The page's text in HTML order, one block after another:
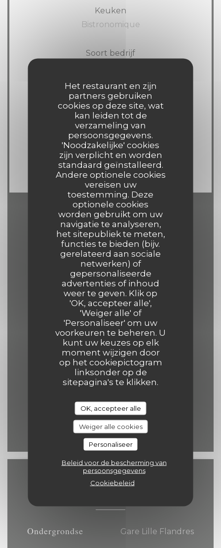
Het restaurant en zijn
partners gebruiken
cookies op deze site, wat
kan leiden tot de
verzameling van
persoonsgegevens.
'Noodzakelijke' cookies
zijn verplicht en worden
standaard geïnstalleerd.
Andere optionele cookies
vereisen uw
toestemming. Deze
optionele cookies
worden gebruikt om uw
navigatie te analyseren,
het sitepubliek te meten,
functies te bieden (bijv.
gerelateerd aan sociale
netwerken) of
gepersonaliseerde
advertenties of inhoud
weer te geven. Klik op
'OK, accepteer alle',
'Weiger alle' of
'Personaliseer' om uw
voorkeuren te beheren. U
kunt uw keuzes op elk
moment wijzigen door
op het cookiepictogram
linksonder op de
sitepagina's te klikken.
OK, accepteer alle
Weiger alle cookies
Personaliseer
Beleid voor de bescherming van
persoonsgegevens
Cookiebeleid
Keuken
Bistronomique
Soort bedrijf
Diensten
Wifi, Terras
Betaalmethoden
American Express, Visa, Eurocard /
Mastercard, Contant geld, Debetkaart
Openingstijden
Maa-Don
12:00 - 14:00 • 19:00 - 21:30
Vrijdag
12:00 - 14:00
• 19:00 - 22:00
Zaterdag
12:00 - 14:30 • 19:00 - 22:00
Zondag
12:00 - 14:30 • 19:00 - 21:30
Toegang
Ondergrondse Gare Lille Flandres